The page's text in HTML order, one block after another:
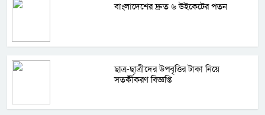
বাংলাদেশের দ্রুত ৬ উইকেটের পতন
ছাত্র-ছাত্রীদের উপবৃত্তির টাকা নিয়ে
সতর্কীকরণ বিজ্ঞপ্তি